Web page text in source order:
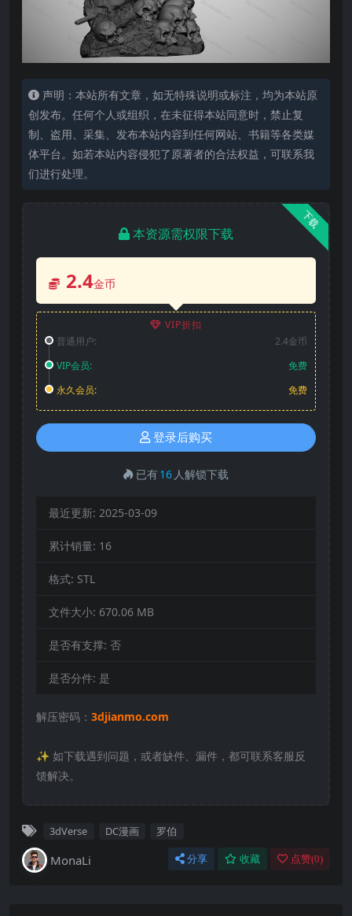
声明：本站所有文章，如无特殊说明或标注，均为本站原
创发布。任何个人或组织，在未征得本站同意时，禁止复
制、盗用、采集、发布本站内容到任何网站、书籍等各类媒
体平台。如若本站内容侵犯了原著者的合法权益，可联系我
们进行处理。
下载
本资源需权限下载
2.4金币
VIP折扣
普通用户:
2.4金币
VIP会员:
免费
永久会员:
免费
登录后购买
已有16 人解锁下载
最近更新: 2025-03-09
累计销量: 16
格式: STL
文件大小: 670.06 MB
是否有支撑: 否
是否分件: 是
解压密码： 3djianmo.com
✨️ 如下载遇到问题，或者缺件、漏件，都可联系客服反
馈解决。
3dVerse DC漫画 罗伯
MonaLi 分享 收藏 点赞(0)